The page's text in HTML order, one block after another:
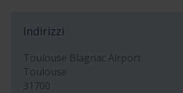
Indirizzi
Toulouse Blagnac Airport
Toulouse
31700